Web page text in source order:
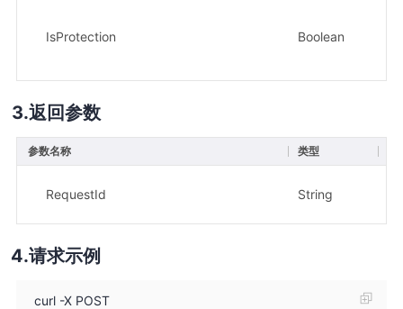
IsProtection Boolean
返回参数
参数名称 类型
RequestId String
请求示例
curl -X POST